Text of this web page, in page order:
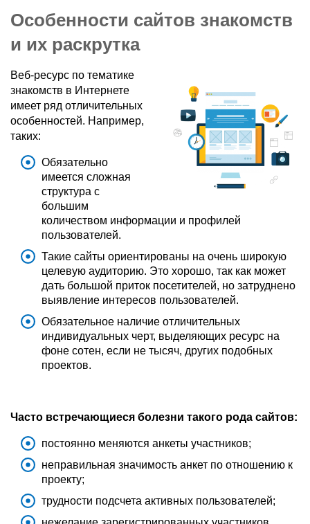
Особенности сайтов знакомств
и их раскрутка
Веб-ресурс по тематике
знакомств в Интернете
имеет ряд отличительных
особенностей. Например,
таких:
Обязательно
имеется сложная
структура с
большим
количеством информации и профилей
пользователей.
Такие сайты ориентированы на очень широкую
целевую аудиторию. Это хорошо, так как может
дать большой приток посетителей, но затруднено
выявление интересов пользователей.
Обязательное наличие отличительных
индивидуальных черт, выделяющих ресурс на
фоне сотен, если не тысяч, других подобных
проектов.
Часто встречающиеся болезни такого рода сайтов:
постоянно меняются анкеты участников;
неправильная значимость анкет по отношению к
проекту;
трудности подсчета активных пользователей;